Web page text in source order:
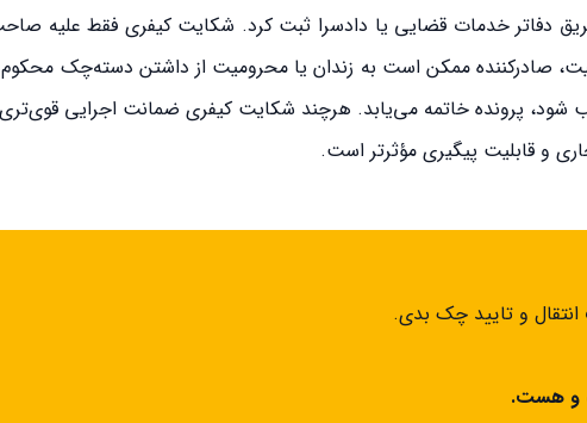
دفاتر خدمات قضایی یا دادسرا ثبت کرد. شکایت کیفری فقط علیه
صادرکننده ممکن است به زندان یا محرومیت از داشتن دسته‌چک محکوم
پرونده خاتمه می‌یابد. هرچند شکایت کیفری ضمانت اجرایی قوی‌تری
و قابلیت پیگیری مؤثرتر است.
انتقال و تایید چک بدی.
و هست.